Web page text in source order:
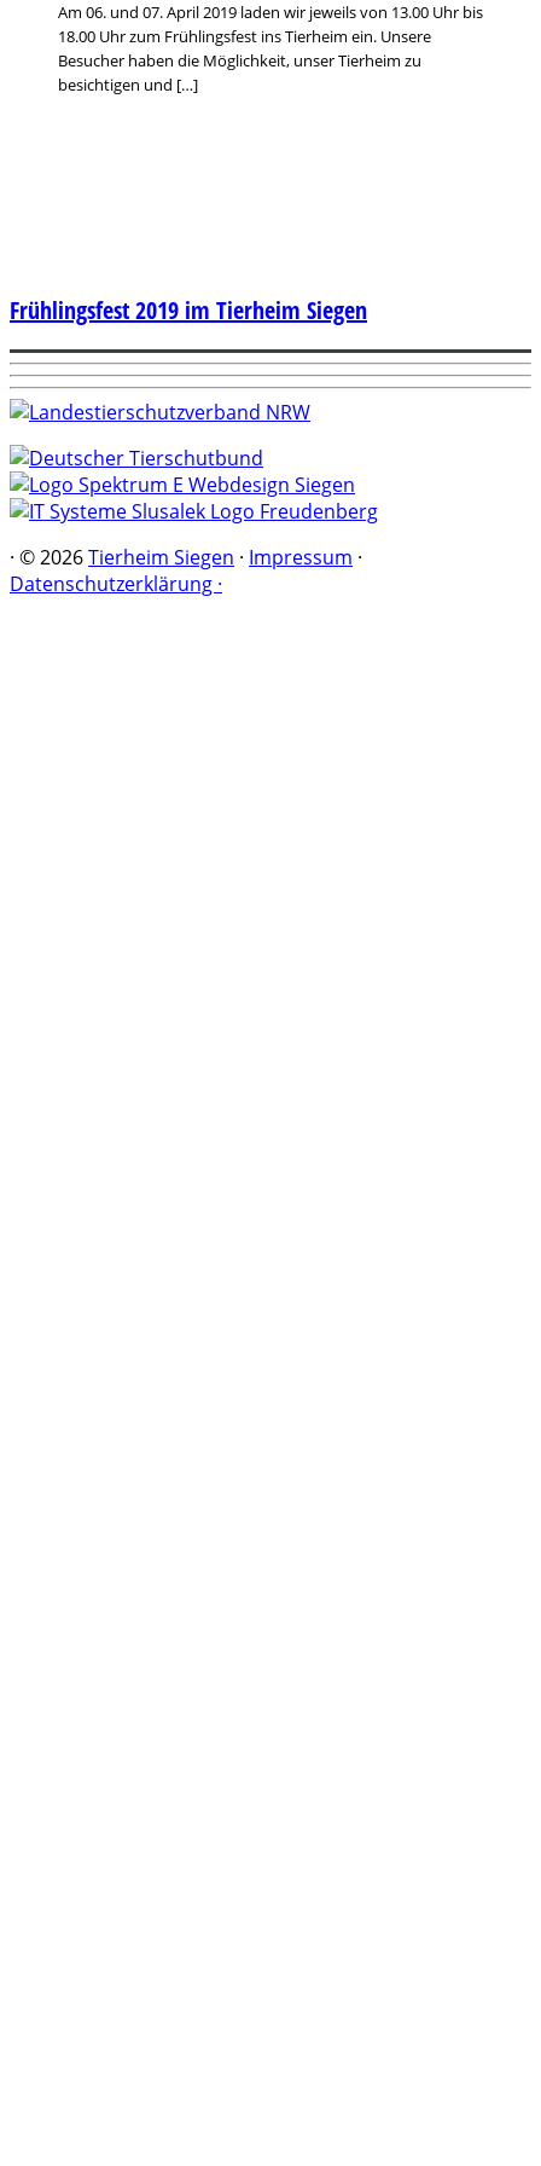
Am 06. und 07. April 2019 laden wir jeweils von 13.00 Uhr bis
18.00 Uhr zum Frühlingsfest ins Tierheim ein. Unsere
Besucher haben die Möglichkeit, unser Tierheim zu
besichtigen und […]
Frühlingsfest 2019 im Tierheim Siegen
· © 2026Tierheim Siegen · Impressum ·
Datenschutzerklärung ·